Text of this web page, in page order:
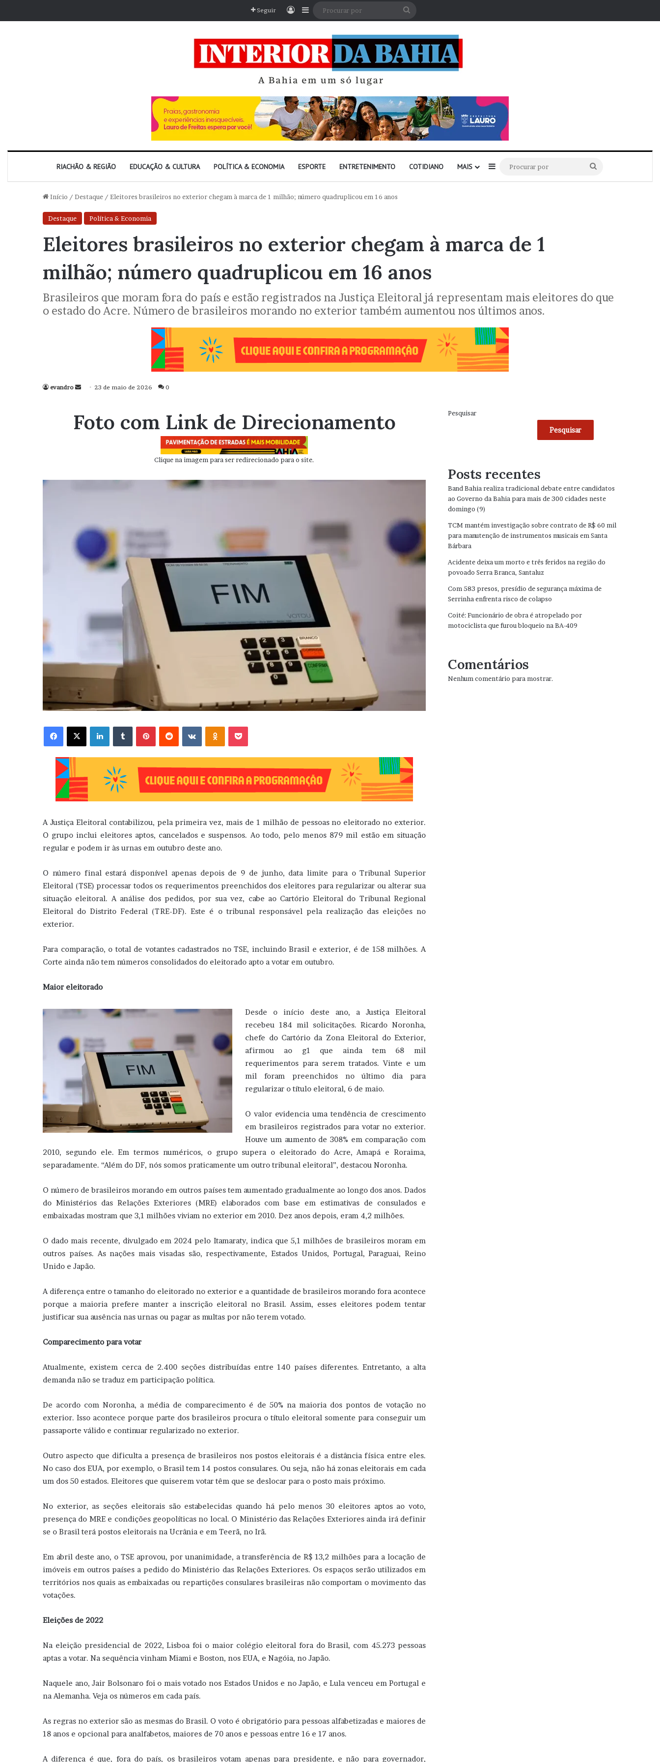
Seguir EntrarBarra Lateral
RIACHÃO & REGIÃO EDUCAÇÃO & CULTURA POLÍTICA & ECONOMIA ESPORTE ENTRETENIMENTO COTIDIANO MAIS Barra Lateral
por
Início / Destaque / Eleitores brasileiros no exterior chegam à marca de 1 milhão; número quadruplicou em 16 anos
Destaque Política & Economia
Eleitores brasileiros no exterior chegam à marca de 1
milhão; número quadruplicou em 16 anos
Brasileiros que moram fora do país e estão registrados na Justiça Eleitoral já representam mais eleitores do que
o estado do Acre. Número de brasileiros morando no exterior também aumentou nos últimos anos.
evandro
Mande
mail
23 de maio de 2026 0
Foto com Link de Direcionamento
Clique na imagem para ser redirecionado para o site.
Facebook X Linkedin VK OK
A Justiça Eleitoral contabilizou, pela primeira vez, mais de 1 milhão de pessoas no eleitorado no exterior.
O grupo inclui eleitores aptos, cancelados e suspensos. Ao todo, pelo menos 879 mil estão em situação
regular e podem ir às urnas em outubro deste ano.
O número final estará disponível apenas depois de 9 de junho, data limite para o Tribunal Superior
Eleitoral (TSE) processar todos os requerimentos preenchidos dos eleitores para regularizar ou alterar sua
situação eleitoral. A análise dos pedidos, por sua vez, cabe ao Cartório Eleitoral do Tribunal Regional
Eleitoral do Distrito Federal (TRE-DF). Este é o tribunal responsável pela realização das eleições no
exterior.
Para comparação, o total de votantes cadastrados no TSE, incluindo Brasil e exterior, é de 158 milhões. A
Corte ainda não tem números consolidados do eleitorado apto a votar em outubro.
Maior eleitorado
Desde o início deste ano, a Justiça Eleitoral
recebeu 184 mil solicitações. Ricardo Noronha,
chefe do Cartório da Zona Eleitoral do Exterior,
afirmou ao g1 que ainda tem 68 mil
requerimentos para serem tratados. Vinte e um
mil foram preenchidos no último dia para
regularizar o título eleitoral, 6 de maio.
O valor evidencia uma tendência de crescimento
em brasileiros registrados para votar no exterior.
Houve um aumento de 308% em comparação com
2010, segundo ele. Em termos numéricos, o grupo supera o eleitorado do Acre, Amapá e Roraima,
separadamente. “Além do DF, nós somos praticamente um outro tribunal eleitoral”, destacou Noronha.
O número de brasileiros morando em outros países tem aumentado gradualmente ao longo dos anos. Dados
do Ministérios das Relações Exteriores (MRE) elaborados com base em estimativas de consulados e
embaixadas mostram que 3,1 milhões viviam no exterior em 2010. Dez anos depois, eram 4,2 milhões.
O dado mais recente, divulgado em 2024 pelo Itamaraty, indica que 5,1 milhões de brasileiros moram em
outros países. As nações mais visadas são, respectivamente, Estados Unidos, Portugal, Paraguai, Reino
Unido e Japão.
A diferença entre o tamanho do eleitorado no exterior e a quantidade de brasileiros morando fora acontece
porque a maioria prefere manter a inscrição eleitoral no Brasil. Assim, esses eleitores podem tentar
justificar sua ausência nas urnas ou pagar as multas por não terem votado.
Comparecimento para votar
Atualmente, existem cerca de 2.400 seções distribuídas entre 140 países diferentes. Entretanto, a alta
demanda não se traduz em participação política.
De acordo com Noronha, a média de comparecimento é de 50% na maioria dos pontos de votação no
exterior. Isso acontece porque parte dos brasileiros procura o título eleitoral somente para conseguir um
passaporte válido e continuar regularizado no exterior.
Outro aspecto que dificulta a presença de brasileiros nos postos eleitorais é a distância física entre eles.
No caso dos EUA, por exemplo, o Brasil tem 14 postos consulares. Ou seja, não há zonas eleitorais em cada
um dos 50 estados. Eleitores que quiserem votar têm que se deslocar para o posto mais próximo.
No exterior, as seções eleitorais são estabelecidas quando há pelo menos 30 eleitores aptos ao voto,
presença do MRE e condições geopolíticas no local. O Ministério das Relações Exteriores ainda irá definir
se o Brasil terá postos eleitorais na Ucrânia e em Teerã, no Irã.
Em abril deste ano, o TSE aprovou, por unanimidade, a transferência de R$ 13,2 milhões para a locação de
imóveis em outros países a pedido do Ministério das Relações Exteriores. Os espaços serão utilizados em
territórios nos quais as embaixadas ou repartições consulares brasileiras não comportam o movimento das
votações.
Eleições de 2022
Na eleição presidencial de 2022, Lisboa foi o maior colégio eleitoral fora do Brasil, com 45.273 pessoas
aptas a votar. Na sequência vinham Miami e Boston, nos EUA, e Nagóia, no Japão.
Naquele ano, Jair Bolsonaro foi o mais votado nos Estados Unidos e no Japão, e Lula venceu em Portugal e
na Alemanha. Veja os números em cada país.
As regras no exterior são as mesmas do Brasil. O voto é obrigatório para pessoas alfabetizadas e maiores de
18 anos e opcional para analfabetos, maiores de 70 anos e pessoas entre 16 e 17 anos.
A diferença é que, fora do país, os brasileiros votam apenas para presidente, e não para governador,
Pesquisar
Pesquisar
Posts recentes
Band Bahia realiza tradicional debate entre candidatos
ao Governo da Bahia para mais de 300 cidades neste
domingo (9)
TCM mantém investigação sobre contrato de R$ 60 mil
para manutenção de instrumentos musicais em Santa
Bárbara
Acidente deixa um morto e três feridos na região do
povoado Serra Branca, Santaluz
Com 583 presos, presídio de segurança máxima de
Serrinha enfrenta risco de colapso
Coité: Funcionário de obra é atropelado por
motociclista que furou bloqueio na BA-409
Comentários
Nenhum comentário para mostrar.